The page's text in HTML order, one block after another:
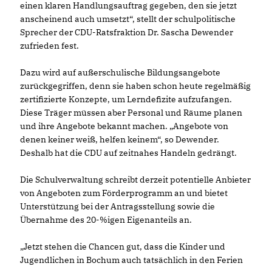
einen klaren Handlungsauftrag gegeben, den sie jetzt
anscheinend auch umsetzt“, stellt der schulpolitische
Sprecher der CDU-Ratsfraktion Dr. Sascha Dewender
zufrieden fest.
Dazu wird auf außerschulische Bildungsangebote
zurückgegriffen, denn sie haben schon heute regelmäßig
zertifizierte Konzepte, um Lerndefizite aufzufangen.
Diese Träger müssen aber Personal und Räume planen
und ihre Angebote bekannt machen. „Angebote von
denen keiner weiß, helfen keinem“, so Dewender.
Deshalb hat die CDU auf zeitnahes Handeln gedrängt.
Die Schulverwaltung schreibt derzeit potentielle Anbieter
von Angeboten zum Förderprogramm an und bietet
Unterstützung bei der Antragsstellung sowie die
Übernahme des 20-%igen Eigenanteils an.
Jetzt stehen die Chancen gut, dass die Kinder und
Jugendlichen in Bochum auch tatsächlich in den Ferien